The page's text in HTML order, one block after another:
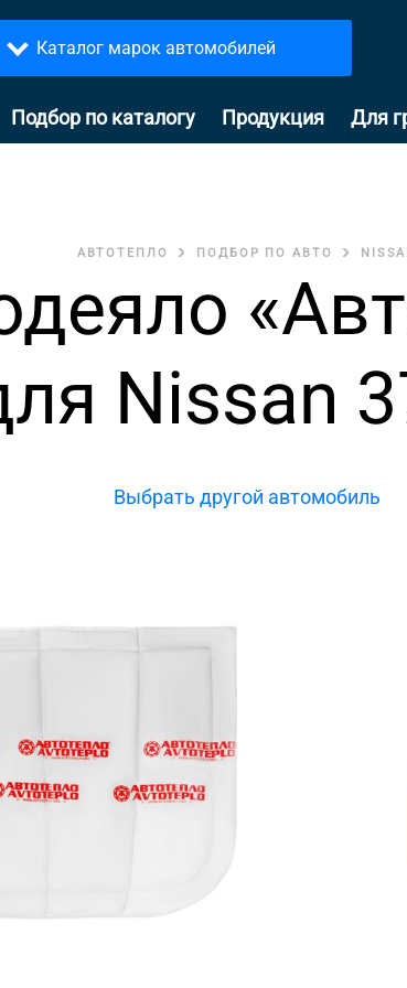
Каталог марок автомобилей
Подбор по каталогу Продукция Для
АВТОТЕПЛО ПОДБОР ПО АВТО
Nissan
Выбрать другой автомобиль